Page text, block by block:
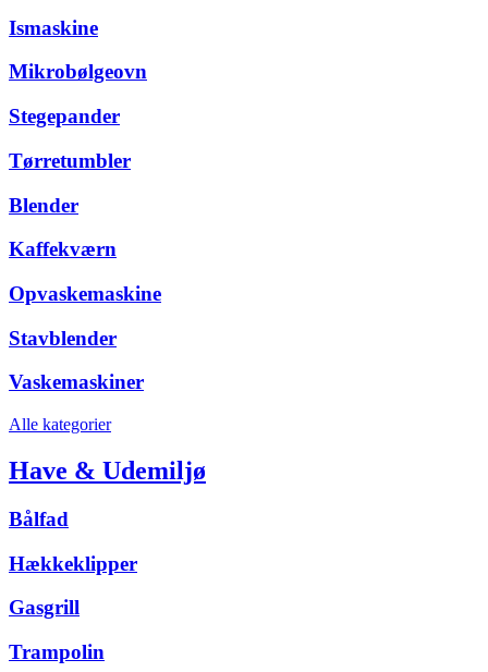
Ismaskine
Mikrobølgeovn
Stegepander
Tørretumbler
Blender
Kaffekværn
Opvaskemaskine
Stavblender
Vaskemaskiner
Alle kategorier
Have & Udemiljø
Bålfad
Hækkeklipper
Gasgrill
Trampolin